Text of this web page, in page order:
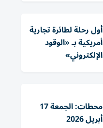
أول رحلة لطائرة تجارية
أمريكية بـ «الوقود
الإلكتروني»
محطات: الجمعة 17
أبريل 2026